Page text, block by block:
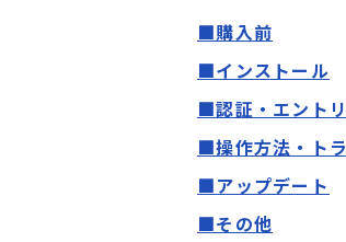
■購入前
■インストール
■認証・エント
■操作方法・ト
■アップデート
■その他